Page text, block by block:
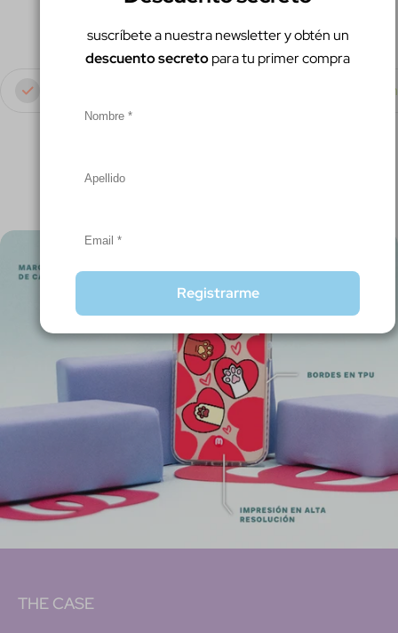
suscríbete a nuestra newsletter y obtén un
descuento secretopara tu primer compra
Registrarme
Paga
THE CASE
THE CASE